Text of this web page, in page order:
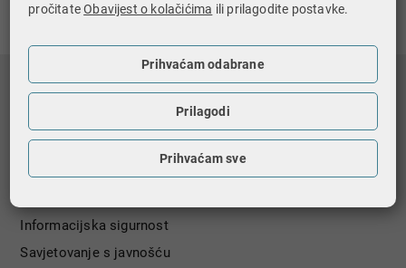
Nagradna igra
Državni biljezi
GDPR - zaštita osobnih podataka
Informacijska sigurnost
Savjetovanje s javnošću
pročitateObavijest o kolačićima ili prilagodite postavke.
Prihvaćam odabrane
Prilagodi
Prihvaćam sve